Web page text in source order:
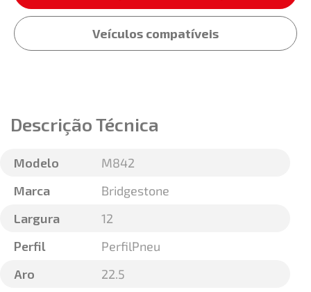
Veículos compatíveis
Descrição Técnica
Modelo
M842
Marca
Bridgestone
Largura
12
Perfil
PerfilPneu
Aro
22.5